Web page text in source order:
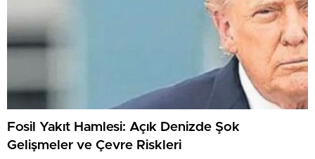
Fosil Yakıt Hamlesi: Açık Denizde Şok
Gelişmeler ve Çevre Riskleri